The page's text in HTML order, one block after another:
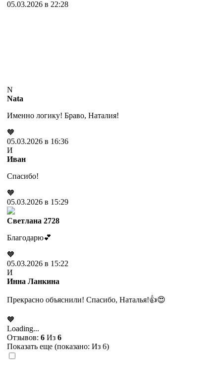
05.03.2026 в 22:28
N
Nata
Именно логику! Браво, Наталия!
🧡
05.03.2026 в 16:36
И
Иван
Спасибо!
🧡
05.03.2026 в 15:29
Cветлана 2728
Благодарю💕
🧡
05.03.2026 в 15:22
И
Инна Ланкина
Прекрасно объяснили! Спасибо, Наталья!👍😍
🧡
Loading...
Отзывов: 6 Из 6
Показать еще (показано: Из 6)